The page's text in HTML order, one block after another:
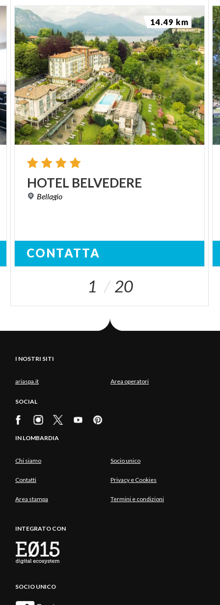
HOTEL BELVEDERE
Bellagio
CONTATTA
14.49 km
1 20
I NOSTRI SITI
ariaspa.it Area operatori
SOCIAL
IN LOMBARDIA
Chi siamo Socio unico
Contatti Privacy e Cookies
Area stampa Termini e condizioni
INTEGRATO CON
SOCIO UNICO